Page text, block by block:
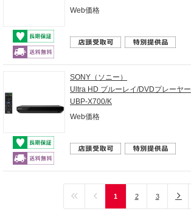
Web価格
SONY（ソニー）
Ultra HD ブルーレイ/DVDプレーヤー
UBP-X700/K
Web価格
1 2 3